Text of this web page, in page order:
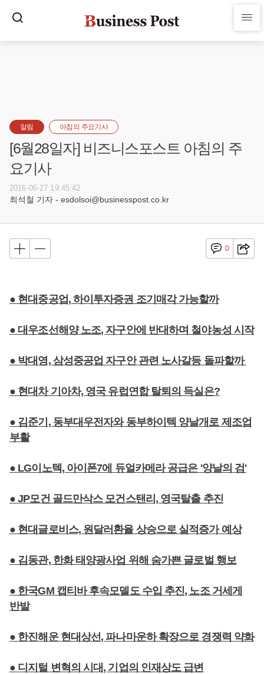
알림 아침의 주요기사
[6월28일자] 비즈니스포스트 아침의 주
요기사
2016-06-27 19:45:42
최석철 기자 - esdolsoi@businesspost.co.kr
0
● 현대중공업, 하이투자증권 조기매각 가능할까
● 대우조선해양 노조, 자구안에 반대하며 철야농성 시작
● 박대영, 삼성중공업 자구안 관련 노사갈등 돌파할까
● 현대차 기아차, 영국 유럽연합 탈퇴의 득실은?
● 김준기, 동부대우전자와 동부하이텍 양날개로 제조업
부활
● LG이노텍, 아이폰7에 듀얼카메라 공급은 '양날의 검'
● JP모건 골드만삭스 모건스탠리, 영국탈출 추진
● 현대글로비스, 원달러환율 상승으로 실적증가 예상
● 김동관, 한화 태양광사업 위해 숨가쁜 글로벌 행보
● 한국GM 캡티바 후속모델도 수입 추진, 노조 거세게
반발
● 한진해운 현대상선, 파나마운하 확장으로 경쟁력 약화
● 디지털 변혁의 시대, 기업의 인재상도 급변